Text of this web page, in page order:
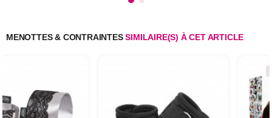
MENOTTES & CONTRAINTESSIMILAIRE(S) À CET ARTICLE